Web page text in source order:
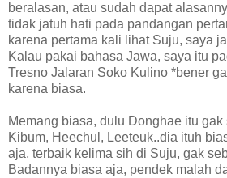
beralasan, atau sudah dapat
tidak jatuh hati pada pandangan
karena pertama kali lihat Suju, saya
Kalau pakai bahasa Jawa, saya itu
Tresno Jalaran Soko Kulino *bener
karena biasa.
Memang biasa, dulu Donghae itu gak
Kibum, Heechul, Leeteuk..dia ituh
aja, terbaik kelima sih di Suju, gak
Badannya biasa aja, pendek malah